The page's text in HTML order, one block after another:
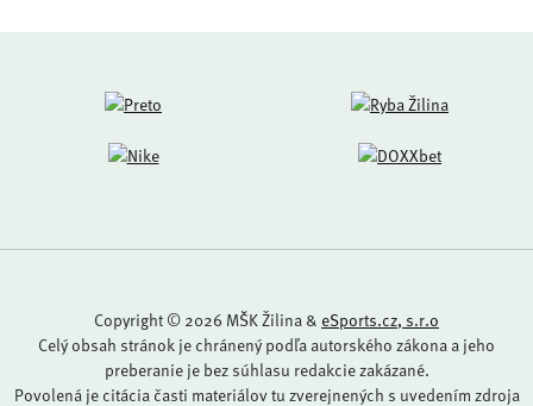
Copyright © 2026 MŠK Žilina & eSports.cz, s.r.o
Celý obsah stránok je chránený podľa autorského zákona a jeho
preberanie je bez súhlasu redakcie zakázané.
Povolená je citácia časti materiálov tu zverejnených s uvedením zdroja